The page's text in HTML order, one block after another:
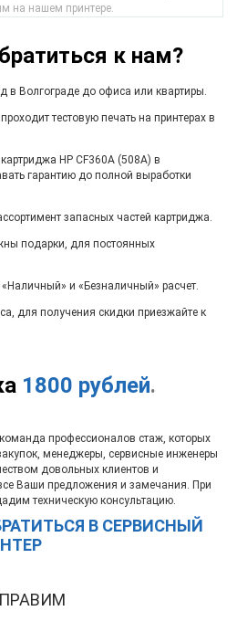
на нашем принтере.
к нам?
в Волгограде до офиса или квартиры.
тестовую печать на принтерах в
HP CF360A (508A) в
гарантию до полной выработки
запасных частей картриджа.
подарки, для постоянных
и «Безналичный» расчет.
для получения скидки приезжайте к
1800 рублей.
профессионалов стаж, которых
менеджеры, сервисные инженеры
довольных клиентов и
Ваши предложения и замечания. При
техническую консультацию.
В СЕРВИСНЫЙ